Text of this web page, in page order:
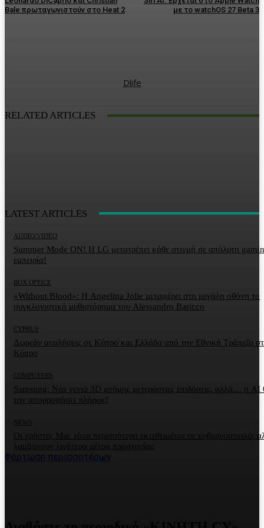
Bale πρωταγωνιστούν στο Heat 2
με το watchOS 27 Beta 3
Dlife
RELATED ARTICLES
LATEST ARTICLES
AUDIO/VIDEO
Summer Mode ON! Η LG μετατρέπει κάθε στιγμή σε απόλυτη
εμπειρία!
BOX OFFICE
«Without Blood»: Η Angelina Jolie μεταφέρει στη μεγάλη οθόνη το
συγκλονιστικό μυθιστόρημα του Alessandro Baricco
CYPRUS
Δωρεάν αναλήψεις σε Κύπρο και Ελλάδα από την Εθνική Τράπεζα
Κύπρο
COMPUTERS
Samsung: Νέα γενιά 3D μνήμης μετεράστιες επιδόσεις, αλλά… η AI
την απορροφήσει πλήρως!
NEWS
Οι χρήστες Mac είναι περισσότερο εκτεθειμένοι σε κυβερνοαπειλές
λαμβάνουν λιγότερα μέτρα προστασίας
Φόρτωση περισσοτέρων